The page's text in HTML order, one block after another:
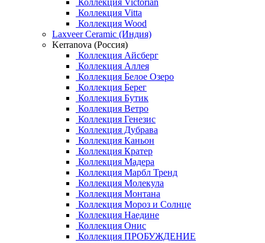
Коллекция Victorian
Коллекция Vitta
Коллекция Wood
Laxveer Ceramic (Индия)
Kerranova (Россия)
Коллекция Айсберг
Коллекция Аллея
Коллекция Белое Озеро
Коллекция Берег
Коллекция Бутик
Коллекция Ветро
Коллекция Генезис
Коллекция Дубрава
Коллекция Каньон
Коллекция Кратер
Коллекция Мадера
Коллекция Марбл Тренд
Коллекция Молекула
Коллекция Монтана
Коллекция Мороз и Солнце
Коллекция Наедине
Коллекция Онис
Коллекция ПРОБУЖДЕНИЕ